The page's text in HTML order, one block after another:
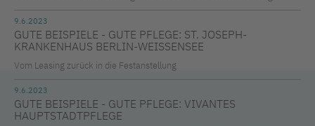
9.6.2023
GUTE BEISPIELE - GUTE PFLEGE: ST. JOSEPH-
KRANKENHAUS BERLIN-WEISSENSEE
Vom Leasing zurück in die Festanstellung
9.6.2023
GUTE BEISPIELE - GUTE PFLEGE: VIVANTES
HAUPTSTADTPFLEGE